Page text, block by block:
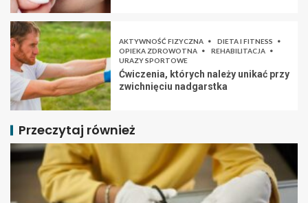
AKTYWNOŚĆ FIZYCZNA
DIETA I FITNESS
OPIEKA ZDROWOTNA
REHABILITACJA
URAZY SPORTOWE
Ćwiczenia, których należy unikać przy
zwichnięciu nadgarstka
Przeczytaj również